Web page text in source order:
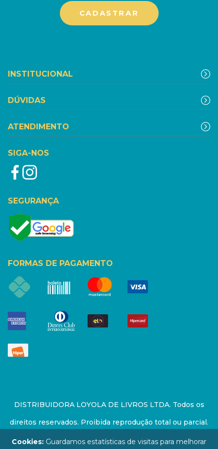
INSTITUCIONAL
DÚVIDAS
ATENDIMENTO
SIGA-NOS
SEGURANÇA
FORMAS DE PAGAMENTO
DISTRIBUIDORA LOYOLA DE LIVROS LTDA. Todos os
direitos reservados. Proibida reprodução total ou parcial.
Preços e estoque sujeito a alterações sem aviso prévio.
Cookies: Guardamos estatísticas de visitas para melhorar